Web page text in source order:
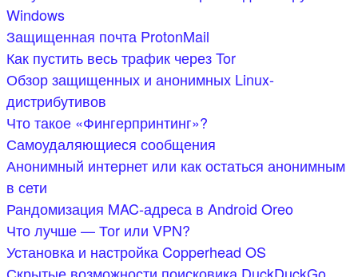
Windows
Защищенная почта ProtonMail
Как пустить весь трафик через Tor
Обзор защищенных и анонимных Linux-
дистрибутивов
Что такое «Фингерпринтинг»?
Самоудаляющиеся сообщения
Анонимный интернет или как остаться анонимным
в сети
Рандомизация MAC-адреса в Android Oreo
Что лучше — Тоr или VPN?
Установка и настройка Copperhead OS
Скрытые возможности поисковика DuckDuckGo